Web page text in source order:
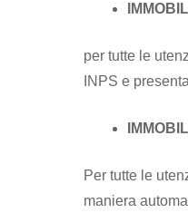
per tutte le
INPS e
Per tutte le
maniera